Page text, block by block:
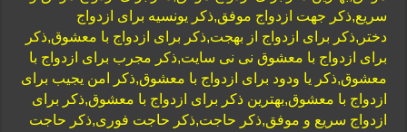
سریع,ذکر جهت ازدواج موفق,ذکر یونسیه برای ازدواج
دختر,ذکر برای ازدواج از بهجت,ذکر برای ازدواج با معشوق,ذکر
برای ازدواج با معشوق نی نی سایت,ذکر مجرب برای ازدواج با
معشوق,ذکر یا ودود برای ازدواج با معشوق,ذکر امن یجیب برای
ازدواج با معشوق,بهترین ذکر برای ازدواج با معشوق,ذکر برای
ازدواج سریع و موفق,ذکر حاجت,ذکر حاجت فوری,ذکر حاجت